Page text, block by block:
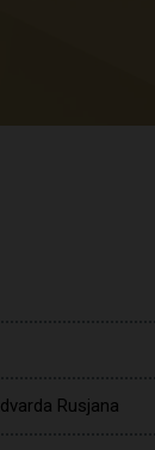
Rusjana